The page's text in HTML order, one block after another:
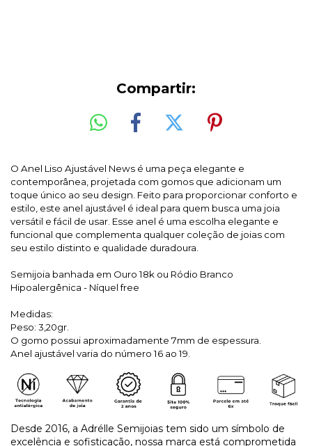
Compartir:
O Anel Liso Ajustável News é uma peça elegante e
contemporânea, projetada com gomos que adicionam um
toque único ao seu design. Feito para proporcionar conforto e
estilo, este anel ajustável é ideal para quem busca uma joia
versátil e fácil de usar. Esse anel é uma escolha elegante e
funcional que complementa qualquer coleção de joias com
seu estilo distinto e qualidade duradoura.
Semijoia banhada em Ouro 18k ou Ródio Branco
Hipoalergênica - Níquel free
Medidas:
Peso: 3,20gr.
O gomo possui aproximadamente 7mm de espessura.
Anel ajustável varia do número 16 ao 19.
Desde 2016, a Adrélle Semijoias tem sido um símbolo de
excelência e sofisticação, nossa marca está comprometida